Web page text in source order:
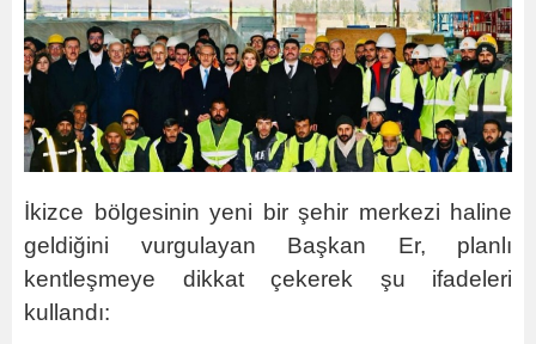
İkizce bölgesinin yeni bir şehir merkezi haline
geldiğini vurgulayan Başkan Er, planlı
kentleşmeye dikkat çekerek şu ifadeleri
kullandı: